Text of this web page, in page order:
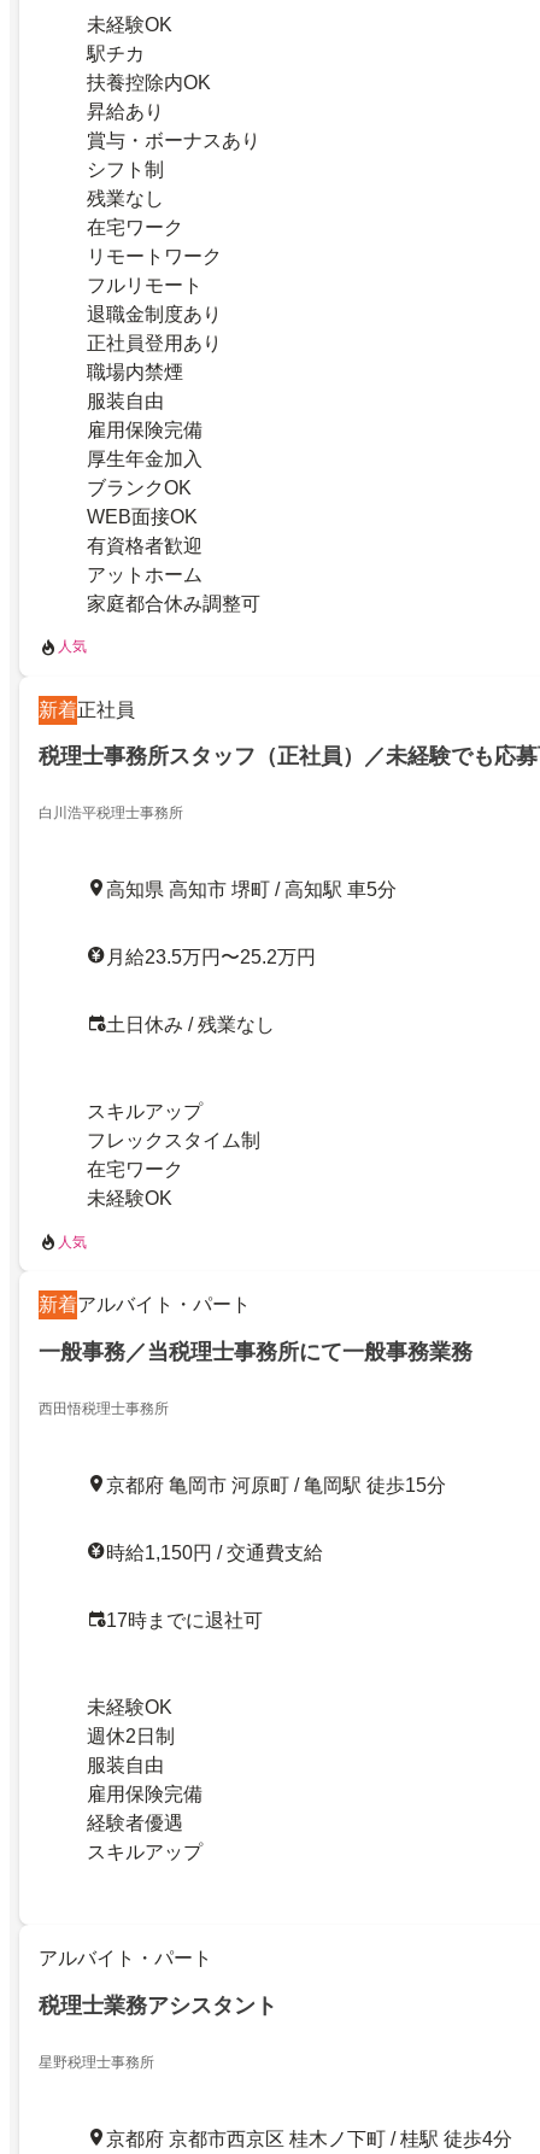
未経験OK
駅チカ
扶養控除内OK
昇給あり
賞与・ボーナスあり
シフト制
残業なし
在宅ワーク
リモートワーク
フルリモート
退職金制度あり
正社員登用あり
職場内禁煙
服装自由
雇用保険完備
厚生年金加入
ブランクOK
WEB面接OK
有資格者歓迎
アットホーム
家庭都合休み調整可
人気
新着正社員
税理士事務所スタッフ（正社員）／未経験でも応
白川浩平税理士事務所
高知県 高知市 堺町 / 高知駅 車5分
月給23.5万円〜25.2万円
土日休み / 残業なし
スキルアップ
フレックスタイム制
在宅ワーク
未経験OK
人気
新着アルバイト・パート
一般事務／当税理士事務所にて一般事務業務
西田悟税理士事務所
京都府 亀岡市 河原町 / 亀岡駅 徒歩15分
時給1,150円 / 交通費支給
17時までに退社可
未経験OK
週休2日制
服装自由
雇用保険完備
経験者優遇
スキルアップ
アルバイト・パート
税理士業務アシスタント
星野税理士事務所
京都府 京都市西京区 桂木ノ下町 / 桂駅 徒歩4分